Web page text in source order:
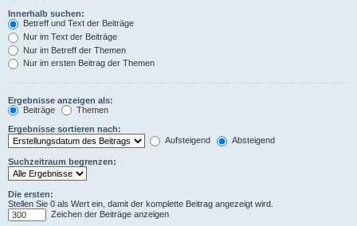
Innerhalb suchen:
Betreff und Text der Beiträge
Nur im Text der Beiträge
Nur im Betreff der Themen
Nur im ersten Beitrag der Themen
Ergebnisse anzeigen als:
Beiträge
Themen
Ergebnisse sortieren nach:
Aufsteigend
Absteigend
Suchzeitraum begrenzen:
Die ersten:
Stellen Sie 0 als Wert ein, damit der komplette Beitrag angezeigt wird.
Zeichen der Beiträge anzeigen